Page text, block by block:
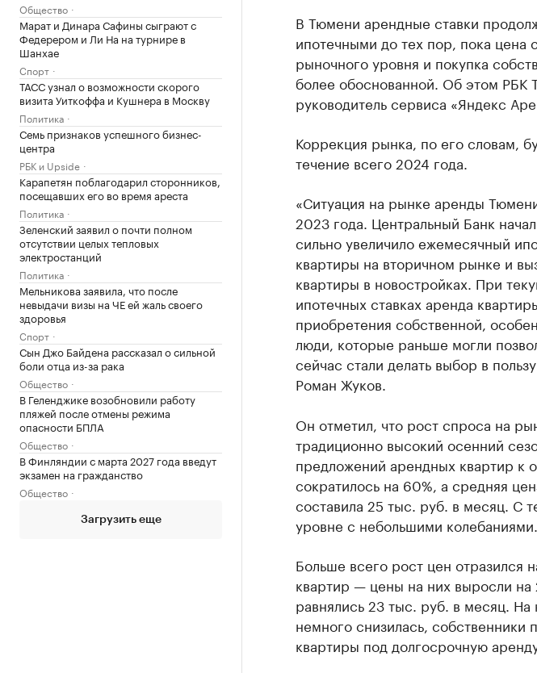
Общество
Марат и Динара Сафины сыграют с
Федерером и Ли На на турнире в
Шанхае
Спорт
ТАСС узнал о возможности скорого
визита Уиткоффа и Кушнера в Москву
Политика
Семь признаков успешного бизнес-
центра
РБК и Upside
Карапетян поблагодарил сторонников,
посещавших его во время ареста
Политика
Зеленский заявил о почти полном
отсутствии целых тепловых
электростанций
Политика
Мельникова заявила, что после
невыдачи визы на ЧЕ ей жаль своего
здоровья
Спорт
Сын Джо Байдена рассказал о сильной
боли отца из-за рака
Общество
В Геленджике возобновили работу
пляжей после отмены режима
опасности БПЛА
Общество
В Финляндии с марта 2027 года введут
экзамен на гражданство
Общество
Загрузить еще
В Тюмени арендные ставки
ипотечными до тех пор, пока цена
рыночного уровня и покупка
более обоснованной. Об этом РБК
руководитель сервиса «Яндекс
Коррекция рынка, по его словам,
течение всего 2024 года.
«Ситуация на рынке аренды
2023 года. Центральный Банк
сильно увеличило ежемесячный
квартиры на вторичном рынке и
квартиры в новостройках. При
ипотечных ставках аренда
приобретения собственной,
люди, которые раньше могли
сейчас стали делать выбор в
Роман Жуков.
Он отметил, что рост спроса на
традиционно высокий осенний
предложений арендных квартир к
сократилось на 60%, а средняя
составила 25 тыс. руб. в месяц. С
уровне с небольшими колебаниями.
Больше всего рост цен отразился
квартир — цены на них выросли на
равнялись 23 тыс. руб. в месяц.
немного снизилась, собственники
квартиры под долгосрочную